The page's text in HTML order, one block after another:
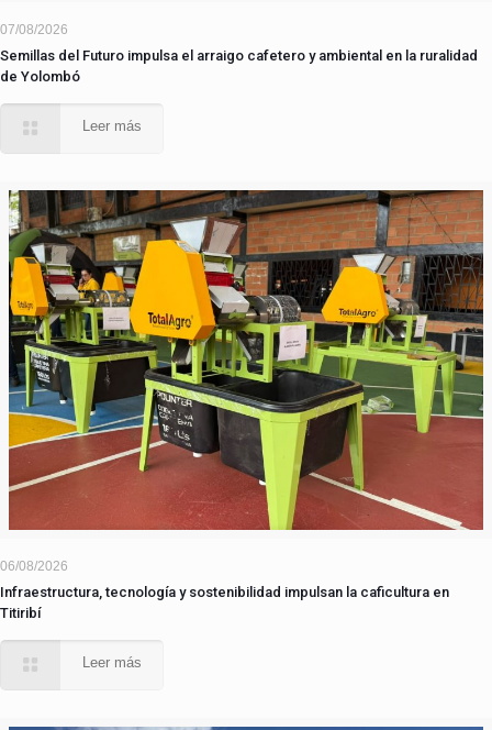
07/08/2026
Semillas del Futuro impulsa el arraigo cafetero y ambiental en la ruralidad
de Yolombó
Leer más
06/08/2026
Infraestructura, tecnología y sostenibilidad impulsan la caficultura en
Titiribí
Leer más